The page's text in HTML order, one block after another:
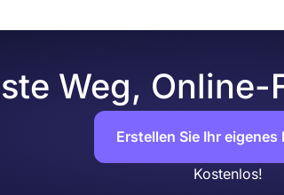
Weg,
Erstellen Sie Ihr eigenes
Kostenlos!